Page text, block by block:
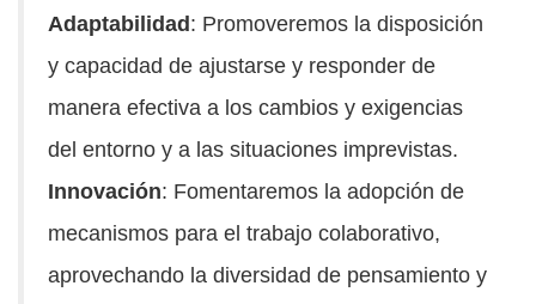
Adaptabilidad : Promoveremos la disposición
y capacidad de ajustarse y responder de
manera efectiva a los cambios y exigencias
del entorno y a las situaciones imprevistas.
Innovación: Fomentaremos la adopción de
mecanismos para el trabajo colaborativo,
aprovechando la diversidad de pensamiento y